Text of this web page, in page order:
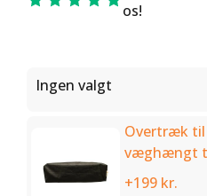
os!
Ingen valgt
Overtræk til
væghængt
+199 kr.